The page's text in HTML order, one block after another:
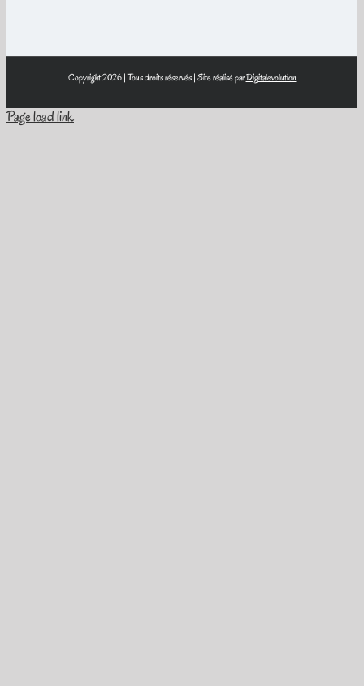
Copyright 2026 | Tous droits réservés | Site réalisé parDigitalevolution
Page load link